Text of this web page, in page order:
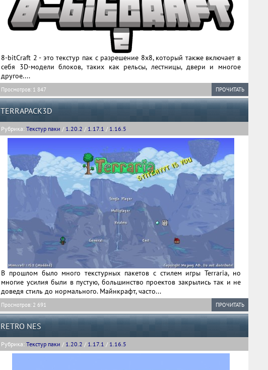
8-bitCraft 2 - это текстур пак с разрешение 8x8, который также включает в
себя 3D-модели блоков, таких как рельсы, лестницы, двери и многое
другое....
ПРОЧИТАТЬ
Просмотров: 1 847
TERRAPACK3D
Рубрика: Текстур паки / 1.20.2 / 1.17.1 / 1.16.5
В прошлом было много текстурных пакетов с стилем игры Terraria, но
многие усилия были в пустую, большинство проектов закрылись так и не
доведя стиль до нормального. Майнкрафт, часто...
ПРОЧИТАТЬ
Просмотров: 2 691
RETRO NES
Рубрика: Текстур паки / 1.20.2 / 1.17.1 / 1.16.5